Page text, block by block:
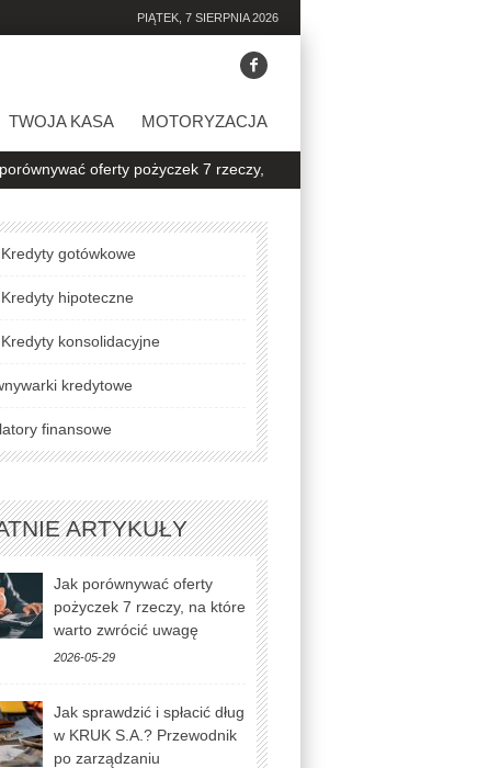
PIĄTEK, 7 SIERPNIA 2026
TWOJA KASA MOTORYZACJA
oferty pożyczek 7 rzeczy, na które warto zwrócić uwagę
Kredyty gotówkowe
Kredyty hipoteczne
Kredyty konsolidacyjne
kredytowe
finansowe
ARTYKUŁY
Jak porównywać oferty
pożyczek 7 rzeczy, na które
warto zwrócić uwagę
2026-05-29
Jak sprawdzić i spłacić dług
w KRUK S.A.? Przewodnik
po zarządzaniu